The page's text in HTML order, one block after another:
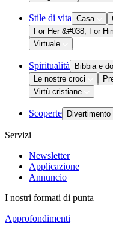
Stile di vita Casa
For Her &#038; For
Virtuale
Spiritualità Bibbia e
Le nostre croci
Virtù cristiane
Scoperte Divertimento
Servizi
Newsletter
Applicazione
Annuncio
I nostri formati di punta
Approfondimenti